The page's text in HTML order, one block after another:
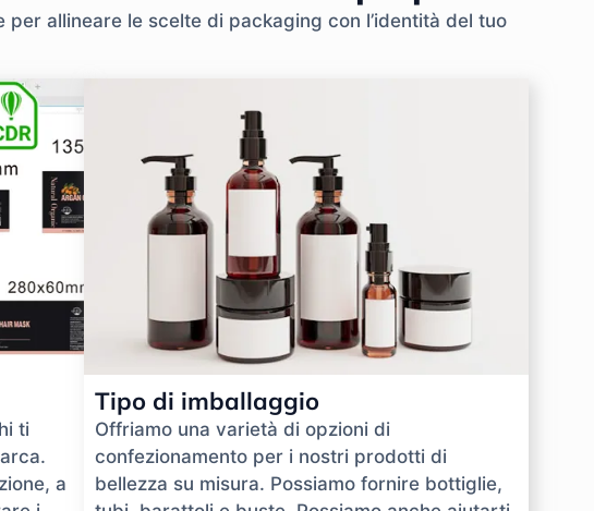
allineare le scelte di packaging con l’identità del tuo
ti
a
Tipo di imballaggio
Offriamo una varietà di opzioni di
confezionamento per i nostri prodotti di
bellezza su misura. Possiamo fornire bottiglie,